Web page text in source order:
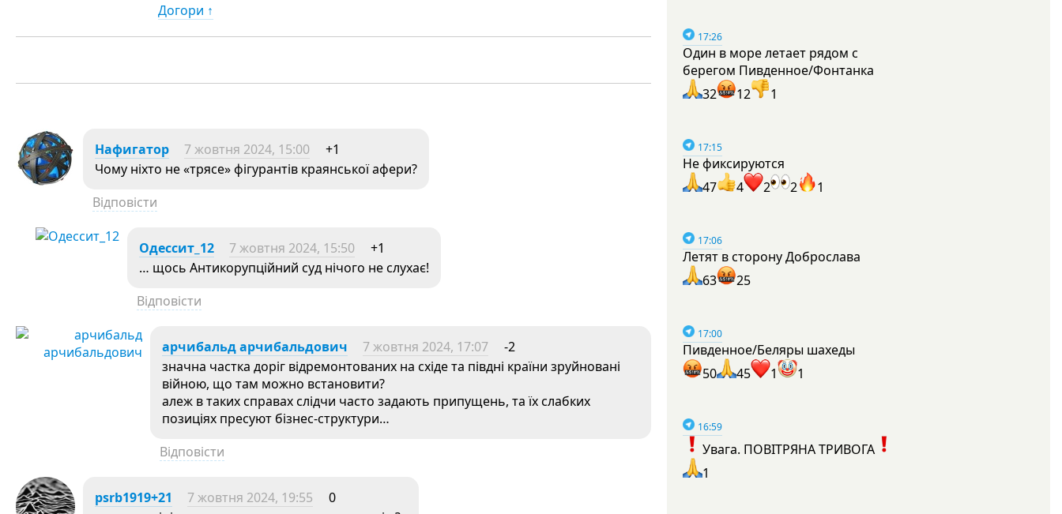
Догори ↑
Нафигатор 7 жовтня 2024, 15:00
+1
Чому ніхто не «трясе» фігурантів краянської афери?
Відповісти
Одессит_12 7 жовтня 2024, 15:50
+1
… щось Антикорупційний суд нічого не слухає!
Відповісти
арчибальд арчибальдович 7 жовтня 2024, 17:07
-2
значна частка доріг відремонтованих на східе та півдні країни зруйновані
війною, що там можно встановити?
алеж в таких справах слідчи часто задають припущень, та їх слабких
позиціях пресуют бізнес-структури…
Відповісти
psrb1919+21 7 жовтня 2024, 19:55
0
17:26
Один в море летает рядом с
берегом Пивденное/Фонтанка
32
12 1
17:15
Не фиксируются
47
4 2 2 1
17:06
Летят в сторону Доброслава
63
25
17:00
Пивденное/Беляры шахеды
50
45 1 1
16:59
Увага. ПОВІТРЯНА ТРИВОГА
1